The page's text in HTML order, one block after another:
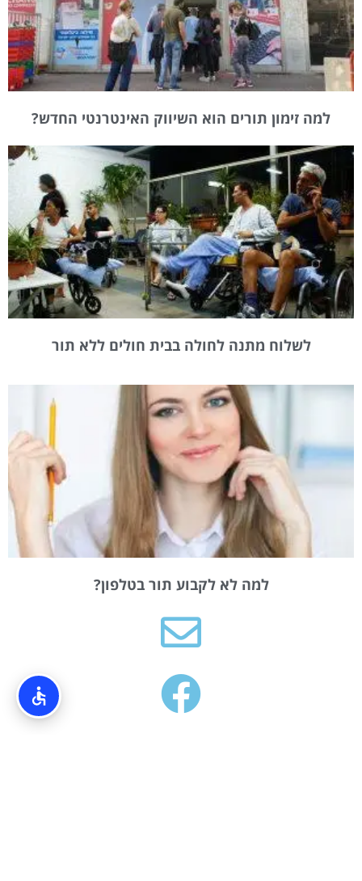
למה זימון תורים הוא השיווק האינטרנטי החדש?
לשלוח מתנה לחולה בבית חולים ללא תור
למה לא לקבוע תור בטלפון?